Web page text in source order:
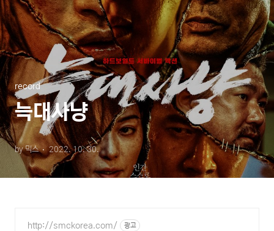
record
늑대사냥
by 믹스 2022. 10. 30.
http://smckorea.com/ 광고